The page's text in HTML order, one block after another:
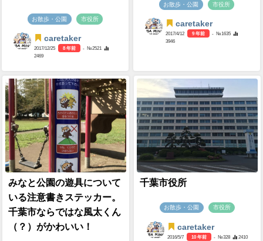
お散歩・公園 市役所
caretaker
2017/12/25 8 年前
- №2521
2469
お散歩・公園 市役所
caretaker
2017/4/12 9 年前
- №1635
3946
みなと公園の遊具について
いる注意書きステッカー。
千葉市ならではな風太くん
（？）がかわいい！
千葉市役所
お散歩・公園 市役所
caretaker
2016/5/7 10 年前 - №328 2410